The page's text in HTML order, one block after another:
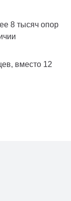
8 тысяч опор
вместо 12